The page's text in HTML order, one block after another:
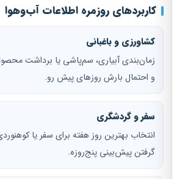
کاربردهای روزمره اطلاعات آب‌وهوا
کشاورزی و باغبانی
زمان‌بندی آبیاری، سم‌پاشی یا برداشت محصول
و احتمال بارش روزهای پیش رو.
سفر و گردشگری
انتخاب بهترین روز هفته برای سفر یا کوهنوردی،
گرفتن پیش‌بینی پنج‌روزه.